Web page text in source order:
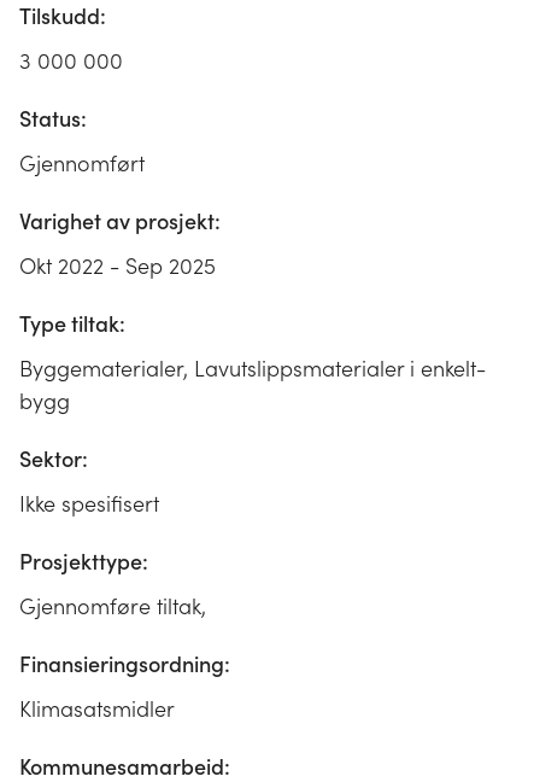
Tilskudd:
3 000 000
Status:
Gjennomført
Varighet av prosjekt:
Okt 2022 - Sep 2025
Type tiltak:
Byggematerialer, Lavutslippsmaterialer i enkelt-
bygg
Sektor:
Ikke spesifisert
Prosjekttype:
Gjennomføre tiltak,
Finansieringsordning:
Klimasatsmidler
Kommunesamarbeid: